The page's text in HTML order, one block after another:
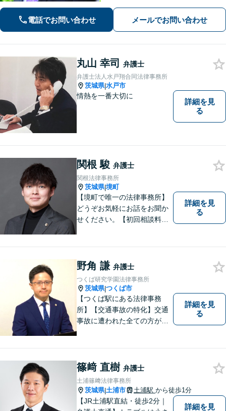
談者さまに寄り添った解決方法を提案
することを心がけています。まずはお
気軽にお問い合わせください。
電話でお問い合わせ メールでお問い合わせ
丸山 幸司 弁護士
弁護士法人水戸翔合同法律事務所
茨城県|水戸市
情熱を一番大切に
詳細を見
る
関根 駿 弁護士
関根法律事務所
茨城県|境町
【境町で唯一の法律事務所】
どうぞお気軽にお話をお聞か
せください。【初回相談料無
詳細を見
る
野角 謙 弁護士
つくば研究学園法律事務所
茨城県|つくば市
【つくば駅にある法律事務
所】【交通事故の特化】交通
事故に遭われた全ての方が適
ニケーションを大切にし、最
善の解決へと導きます。
詳細を見
る
篠﨑 直樹 弁護士
土浦篠﨑法律事務所
茨城県|土浦市 土浦駅 から徒歩1分
【JR土浦駅直結・徒歩2分｜
詳細を見